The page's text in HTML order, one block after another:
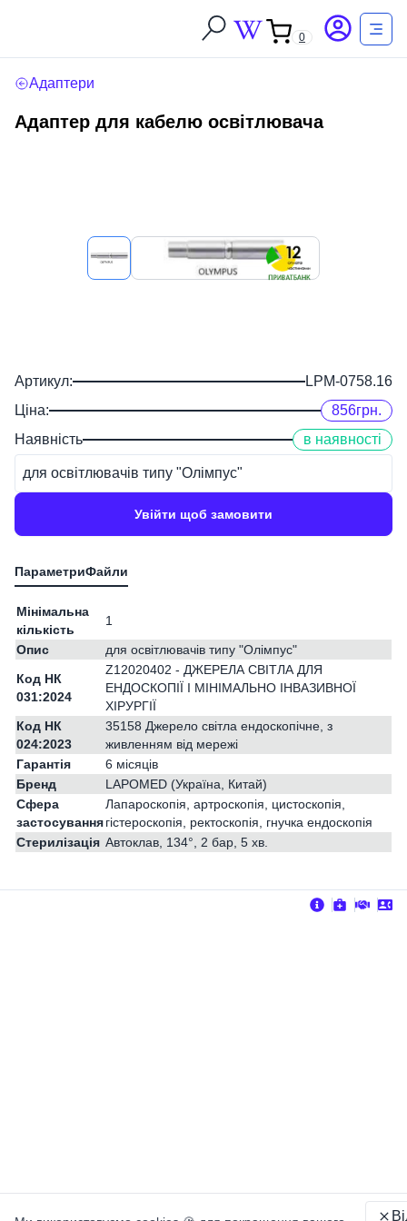
0
Адаптери
Адаптер для кабелю освітлювача
Артикул:
LPM-0758.16
Ціна:
856грн.
Наявність
в наявності
для освітлювачів типу "Олімпус"
Увійти щоб замовити
Мінімальна
кількість
1
Опис
для освітлювачів типу "Олімпус"
Код НК
031:2024
Z12020402 - ДЖЕРЕЛА СВІТЛА ДЛЯ
ЕНДОСКОПІЇ І МІНІМАЛЬНО ІНВАЗИВНОЇ
ХІРУРГІЇ
Код НК
024:2023
35158 Джерело світла ендоскопічне, з
живленням від мережі
Гарантія
6 місяців
Бренд
LAPOMED (Україна, Китай)
Сфера
застосування
Лапароскопія, артроскопія, цистоскопія,
гістероскопія, ректоскопія, гнучка ендоскопія
Стерилізація Автоклав, 134°, 2 бар, 5 хв.